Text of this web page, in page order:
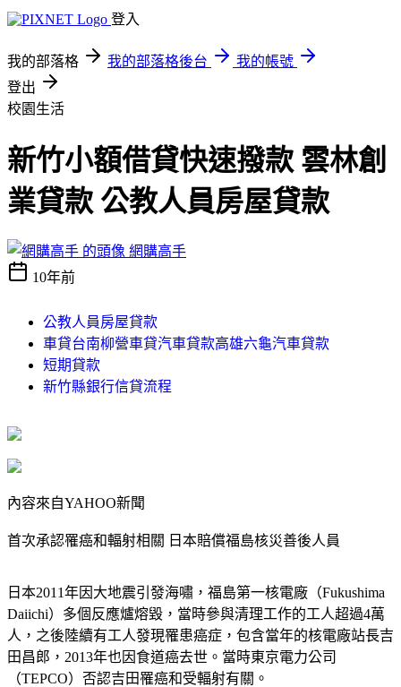
登入
我的部落格 我的部落格後台
我的帳號
登出
校園生活
新竹小額借貸快速撥款 雲林創
業貸款 公教人員房屋貸款
網購高手
10年前
公教人員房屋貸款
車貸台南柳營車貸汽車貸款高雄六龜汽車貸款
短期貸款
新竹縣銀行信貸流程
內容來自YAHOO新聞
首次承認罹癌和輻射相關 日本賠償福島核災善後人員
日本2011年因大地震引發海嘯，福島第一核電廠（Fukushima
Daiichi）多個反應爐熔毀，當時參與清理工作的工人超過4萬
人，之後陸續有工人發現罹患癌症，包含當年的核電廠站長吉
田昌郎，2013年也因食道癌去世。當時東京電力公司
（TEPCO）否認吉田罹癌和受輻射有關。